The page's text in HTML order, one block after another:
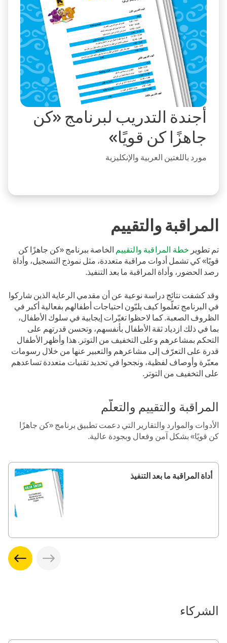
أجندة التدريب لبرنامج «كن
جاهزًا كن قويًا»
مورد باللغتين العربية والإنكليزية
المراقبة والتقييم
تم تطوير خطة المراقبة والتقييم الخاصة ببرنامج «كن جاهزًا كن
قويًا» كي تشمل أدوات مراقبة متعددة، مثل نموذج التسجيل، وأداة
رصد الحضور، وأداة المراقبة ما بعد التنفيذ.
وقد كشفت نتائج دراسة نوعية عن أن مقدمي الرعاية الذين شاركوا
في البرنامج تعلّموا كيف يلبّون احتياجات أطفالهم بفعالية أكبر في
الظروف الصعبة. كما لاحظوا تغيّرات إيجابية في سلوك الأطفال،
بما في ذلك ازدياد ثقة الأطفال بأنفسهم، وتحسن قدرتهم على
التحكم بمشاعرهم وعلى التخفيف من التوتر. هذا وأظهر الأطفال
قدرة على التعرّف إلى مشاعرهم والتعبير عنها من خلال رسومات
معبّرة وأوصاف لفظية، ونجحوا في تحديد تقنيات متعددة تساعدهم
على التخفيف من التوتر.
المراقبة والتقييم والتعلّم
الأدوات والموارد والتقارير التي دعمت تطبيق برنامج «كن جاهزًا
كن قويًا» بشكل آمن وفعال وبجودة عالية.
أداة المراقبة ما بعد التنفيذ
الشركاء